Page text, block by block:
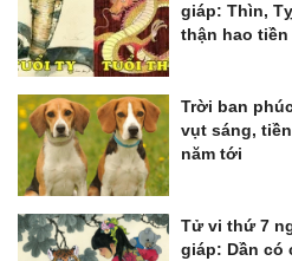
giáp: Thìn,
thận hao
Trời ban
vụt sáng,
năm tới
Tử vi thứ 7
giáp: Dần có